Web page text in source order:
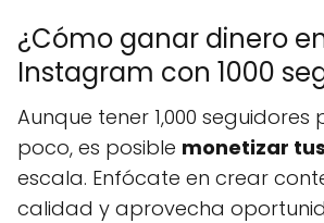
¿Cómo ganar dinero
Instagram con 1000
Aunque tener 1,000
poco, es posible monetizar
escala. Enfócate en crear
calidad y aprovecha